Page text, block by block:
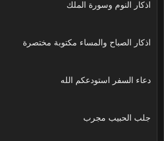
اذكار النوم وسورة الملك
اذكار الصباح والمساء مكتوبة مختصرة
دعاء السفر استودعكم الله
جلب الحبيب مجرب